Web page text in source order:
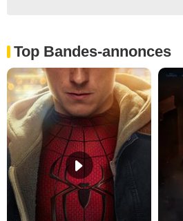
Top Bandes-annonces